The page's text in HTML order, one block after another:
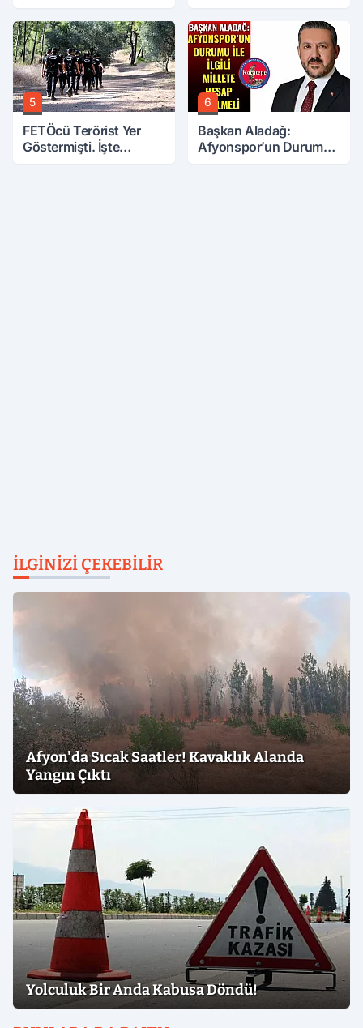
5
FETÖcü Terörist Yer
Göstermişti. İşte
6
Başkan Aladağ:
Afyonspor’un Durumu
İLGINIZI ÇEKEBILIR
Afyon'da Sıcak Saatler! Kavaklık Alanda
Yangın Çıktı
Yolculuk Bir Anda Kabusa Döndü!